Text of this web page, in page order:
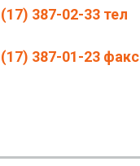
387-02-33 тел
387-01-23 факс